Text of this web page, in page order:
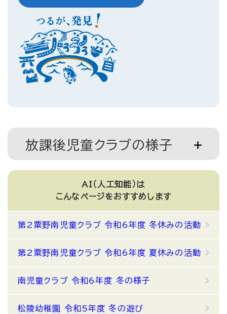
放課後児童クラブの様子
AI（人工知能）は
こんなページをおすすめします
第2粟野南児童クラブ 令和6年度 冬休みの活動
第2粟野南児童クラブ 令和6年度 夏休みの活動
南児童クラブ 令和6年度 冬の様子
松陵幼稚園 令和5年度 冬の遊び